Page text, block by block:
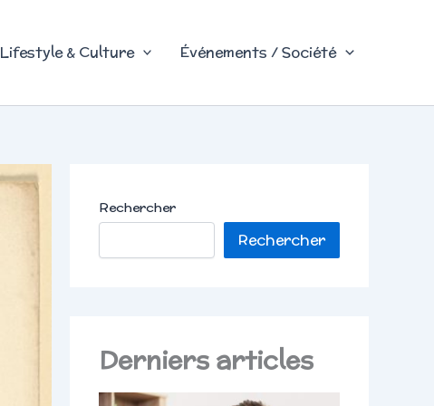
Lifestyle & Culture Événements / Société
Rechercher
Rechercher
Derniers articles